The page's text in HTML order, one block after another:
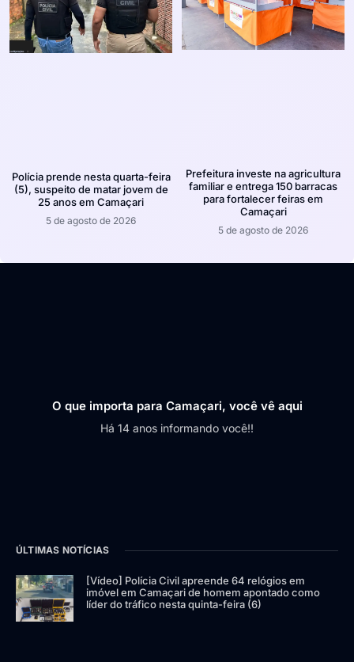
Polícia prende nesta quarta-feira
(5), suspeito de matar jovem de
25 anos em Camaçari
5 de agosto de 2026
Prefeitura investe na agricultura
familiar e entrega 150 barracas
para fortalecer feiras em
Camaçari
5 de agosto de 2026
O que importa para Camaçari, você vê aqui
Há 14 anos informando você!!
ÚLTIMAS NOTÍCIAS
[Vídeo] Polícia Civil apreende 64 relógios em
imóvel em Camaçari de homem apontado como
líder do tráfico nesta quinta-feira (6)